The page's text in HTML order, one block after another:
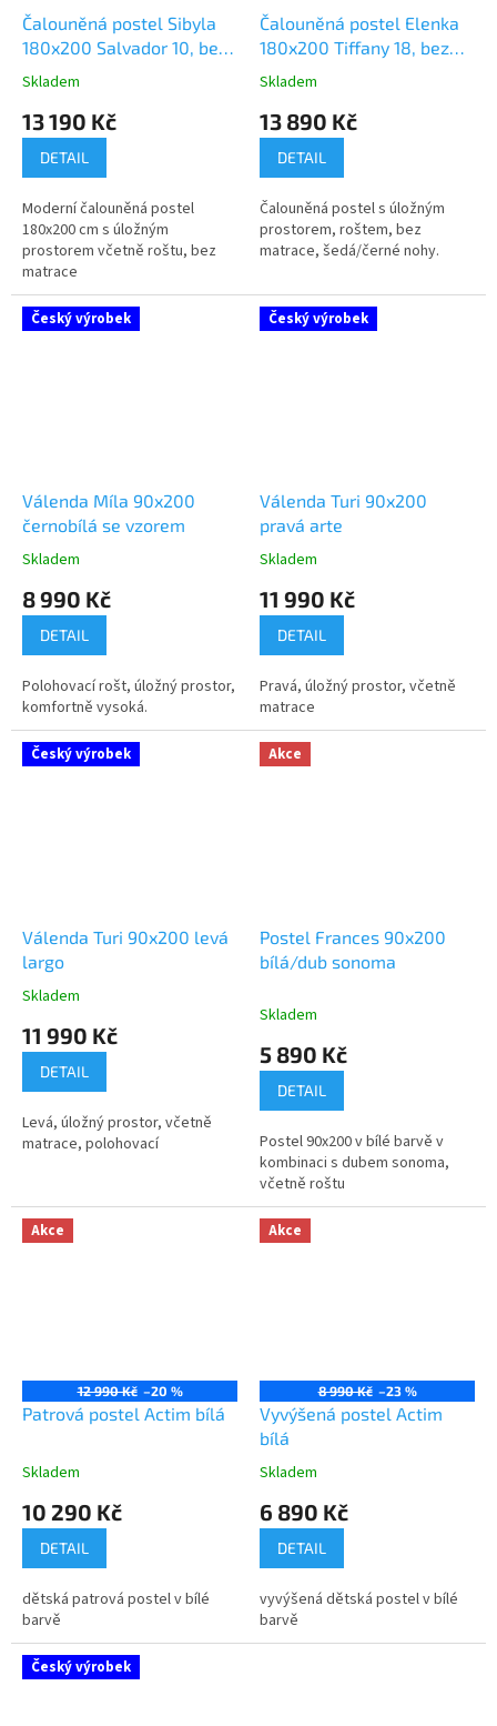
Čalouněná postel Sibyla
180x200 Salvador 10, bez
matrace
Průměrné
produktu
5
hvězdiček.
Skladem
13 190 Kč
DETAIL
Moderní čalouněná postel
180x200 cm s úložným
prostorem včetně roštu, bez
matrace
Čalouněná postel Elenka
180x200 Tiffany 18, bez
matrace
Průměrné
produktu
5
hvězdiček.
Skladem
13 890 Kč
DETAIL
Čalouněná postel s úložným
prostorem, roštem, bez
matrace, šedá/černé nohy.
Český výrobek
Válenda Míla 90x200
černobílá se vzorem
Průměrné
produktu
5
hvězdiček.
Skladem
8 990 Kč
DETAIL
Polohovací rošt, úložný prostor,
komfortně vysoká.
Český výrobek
Válenda Turi 90x200
pravá arte
Průměrné
produktu
5
hvězdiček.
Skladem
11 990 Kč
DETAIL
Pravá, úložný prostor, včetně
matrace
Český výrobek
Válenda Turi 90x200 levá
largo
Průměrné
produktu
5
hvězdiček.
Skladem
11 990 Kč
DETAIL
Levá, úložný prostor, včetně
matrace, polohovací
Akce
Postel Frances 90x200
bílá/dub sonoma
Skladem
5 890 Kč
DETAIL
Postel 90x200 v bílé barvě v
kombinaci s dubem sonoma,
včetně roštu
Akce
12 990 Kč –20 %
Patrová postel Actim bílá
Průměrné
produktu
5
hvězdiček.
Skladem
10 290 Kč
DETAIL
dětská patrová postel v bílé
barvě
Akce
8 990 Kč –23 %
Vyvýšená postel Actim
bílá
Průměrné
produktu
5
hvězdiček.
Skladem
6 890 Kč
DETAIL
vyvýšená dětská postel v bílé
barvě
Český výrobek